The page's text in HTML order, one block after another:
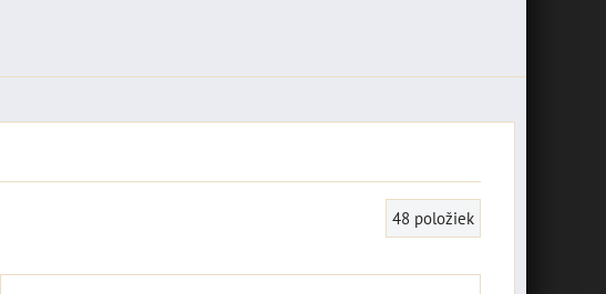
48 položiek